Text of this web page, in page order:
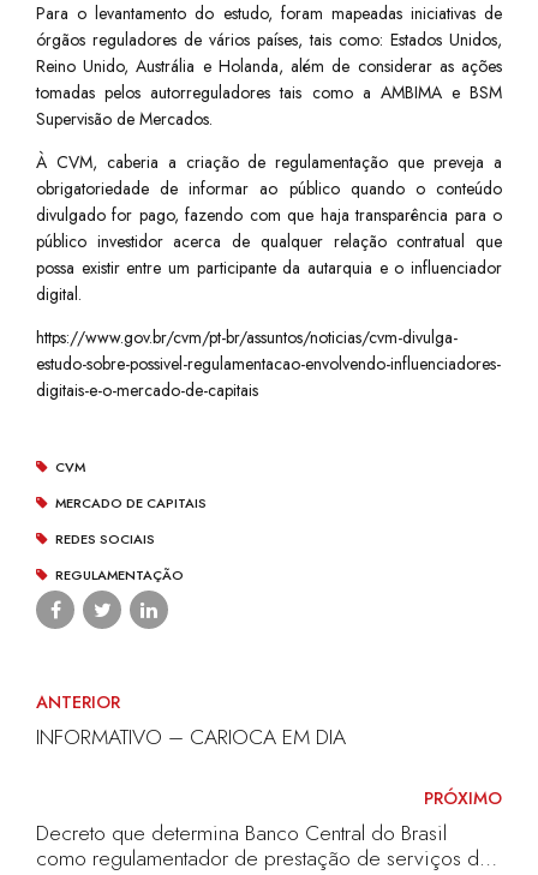
Para o levantamento do estudo, foram mapeadas iniciativas de
órgãos reguladores de vários países, tais como: Estados Unidos,
Reino Unido, Austrália e Holanda, além de considerar as ações
tomadas pelos autorreguladores tais como a AMBIMA e BSM
Supervisão de Mercados.
À CVM, caberia a criação de regulamentação que preveja a
obrigatoriedade de informar ao público quando o conteúdo
divulgado for pago, fazendo com que haja transparência para o
público investidor acerca de qualquer relação contratual que
possa existir entre um participante da autarquia e o influenciador
digital.
https://www.gov.br/cvm/pt-br/assuntos/noticias/cvm-divulga-
estudo-sobre-possivel-regulamentacao-envolvendo-influenciadores-
digitais-e-o-mercado-de-capitais
CVM
MERCADO DE CAPITAIS
REDES SOCIAIS
REGULAMENTAÇÃO
ANTERIOR
INFORMATIVO – CARIOCA EM DIA
PRÓXIMO
Decreto que determina Banco Central do Brasil
como regulamentador de prestação de serviços de